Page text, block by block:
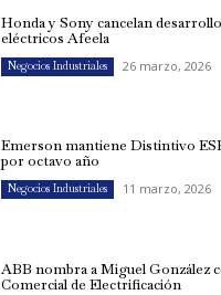
Honda y Sony cancelan
eléctricos Afeela
Negocios Industriales 26 marzo, 2026
Emerson mantiene Distintivo
por octavo año
Negocios Industriales 11 marzo, 2026
ABB nombra a Miguel González
Comercial de Electrificación